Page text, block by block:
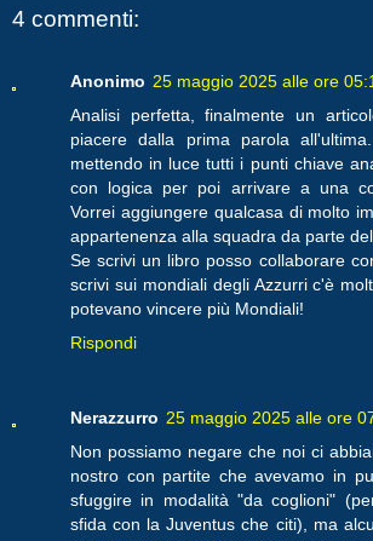
4 commenti:
Anonimo 25 maggio 2025 alle ore
Analisi perfetta, finalmente un
piacere dalla prima parola
mettendo in luce tutti i punti chiave
con logica per poi arrivare a una
Vorrei aggiungere qualcasa di molto
appartenenza alla squadra da parte
Se scrivi un libro posso collaborare
scrivi sui mondiali degli Azzurri c'è
potevano vincere più Mondiali!
Rispondi
Nerazzurro 25 maggio 2025 alle ore
Non possiamo negare che noi ci
nostro con partite che avevamo in
sfuggire in modalità "da coglioni"
sfida con la Juventus che citi), ma